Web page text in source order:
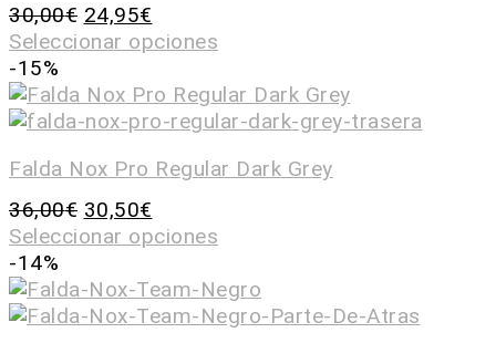
30,00€ 24,95€
Seleccionar opciones
-15%
Falda Nox Pro Regular Dark Grey
36,00€ 30,50€
Seleccionar opciones
-14%